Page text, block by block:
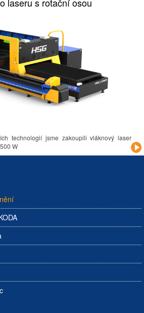
technologií jsme zakoupili vláknový laser
W